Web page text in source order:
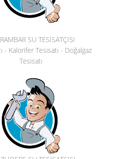
SU TESİSATÇISI
- Kalorifer Tesisatı - Doğalgaz
Tesisatı